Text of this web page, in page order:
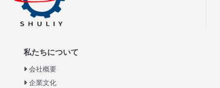
私たちについて
会社概要
企業文化